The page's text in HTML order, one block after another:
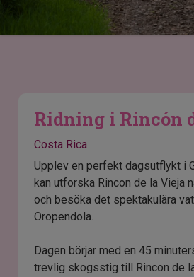
Ridning i Rincón
Costa Rica
Upplev en perfekt dagsutflykt i
kan utforska Rincon de la Vieja
och besöka det spektakulära
Oropendola.
Dagen börjar med en 45
trevlig skogsstig till Rincon de